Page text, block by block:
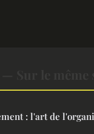
: l'art de